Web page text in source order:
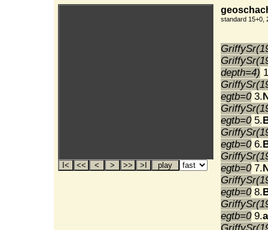
standard 15+0,
depth=4)
egtb=03.
egtb=05.
egtb=06.
egtb=07.
egtb=08.
egtb=09.